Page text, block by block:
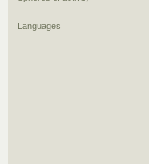
Languages